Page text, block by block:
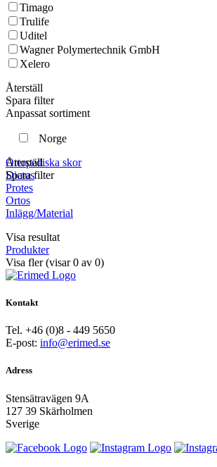
Timago
Trulife
Uditel
Wagner Polymertechnik GmbH
Xelero
Återställ
Spara filter
Anpassat sortiment
Norge
Återställ
Spara filter
Ortopediska skor
Dictus
Protes
Ortos
Inlägg/Material
Visa resultat
Produkter
Visa fler(visar0 av 0)
Kontakt
Tel. +46 (0)8 - 449 5650
E-post: info@erimed.se
Adress
Stensätravägen 9A
127 39 Skärholmen
Sverige